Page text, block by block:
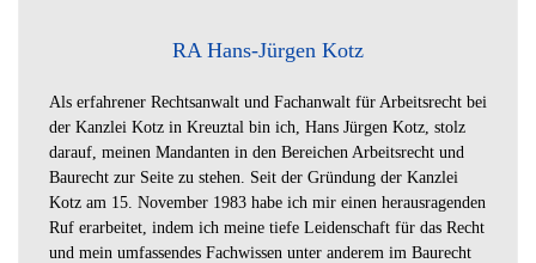
RA Hans-Jürgen Kotz
Als erfahrener Rechtsanwalt und Fachanwalt für Arbeitsrecht bei
der Kanzlei Kotz in Kreuztal bin ich, Hans Jürgen Kotz, stolz
darauf, meinen Mandanten in den Bereichen Arbeitsrecht und
Baurecht zur Seite zu stehen. Seit der Gründung der Kanzlei
Kotz am 15. November 1983 habe ich mir einen herausragenden
Ruf erarbeitet, indem ich meine tiefe Leidenschaft für das Recht
und mein umfassendes Fachwissen unter anderem im Baurecht